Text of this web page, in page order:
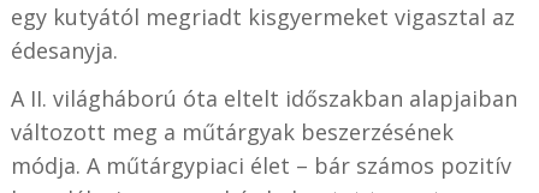
egy kutyától megriadt kisgyermeket vigasztal az
édesanyja.
A II. világháború óta eltelt időszakban alapjaiban
változott meg a műtárgyak beszerzésének
módja. A műtárgypiaci élet – bár számos pozitív